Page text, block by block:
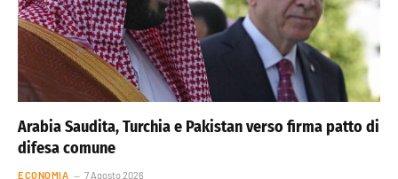
Arabia Saudita, Turchia e Pakistan verso firma patto di
difesa comune
ECONOMIA 7 Agosto 2026